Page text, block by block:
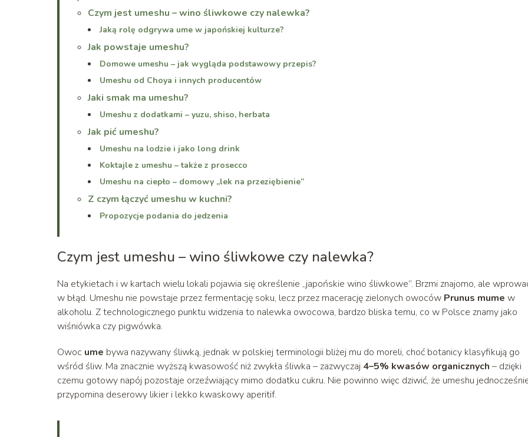
Czym jest umeshu – wino śliwkowe czy nalewka?
Jaką rolę odgrywa ume w japońskiej kulturze?
Jak powstaje umeshu?
Domowe umeshu – jak wygląda podstawowy przepis?
Umeshu od Choya i innych producentów
Jaki smak ma umeshu?
Umeshu z dodatkami – yuzu, shiso, herbata
Jak pić umeshu?
Umeshu na lodzie i jako long drink
Koktajle z umeshu – także z prosecco
Umeshu na ciepło – domowy „lek na przeziębienie”
Z czym łączyć umeshu w kuchni?
Propozycje podania do jedzenia
Czym jest umeshu – wino śliwkowe czy nalewka?
Na etykietach i w kartach wielu lokali pojawia się określenie „japońskie wino śliwkowe”. Brzmi znajomo, ale
w błąd. Umeshu nie powstaje przez fermentację soku, lecz przez macerację zielonych owoców Prunus mume w
alkoholu. Z technologicznego punktu widzenia to nalewka owocowa, bardzo bliska temu, co w Polsce znamy jako
wiśniówka czy pigwówka.
Owoc ume bywa nazywany śliwką, jednak w polskiej terminologii bliżej mu do moreli, choć botanicy klasyfikują go
wśród śliw. Ma znacznie wyższą kwasowość niż zwykła śliwka – zazwyczaj 4–5% kwasów organicznych – dzięki
czemu gotowy napój pozostaje orzeźwiający mimo dodatku cukru. Nie powinno więc dziwić, że umeshu
przypomina deserowy likier i lekko kwaskowy aperitif.